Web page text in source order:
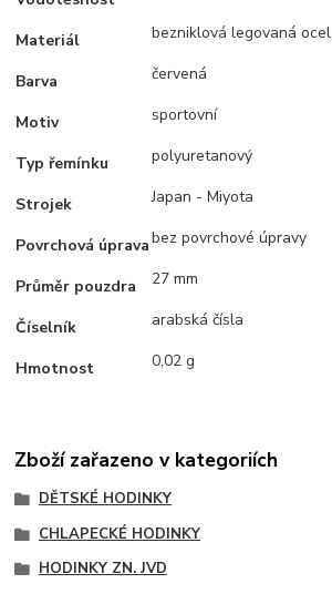
Materiál bezniklová legovaná ocel
Barva červená
Motiv sportovní
Typ řemínku polyuretanový
Strojek Japan - Miyota
Povrchová úpravabez povrchové úpravy
Průměr pouzdra 27 mm
Číselník arabská čísla
Hmotnost 0,02 g
Zboží zařazeno v kategoriích
DĚTSKÉ HODINKY
CHLAPECKÉ HODINKY
HODINKY ZN. JVD